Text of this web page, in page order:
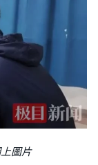
圖片